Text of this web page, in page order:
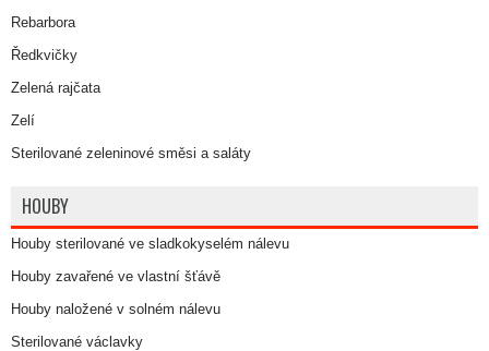
Rebarbora
Ředkvičky
Zelená rajčata
Zelí
Sterilované zeleninové směsi a saláty
HOUBY
Houby sterilované ve sladkokyselém nálevu
Houby zavařené ve vlastní šťávě
Houby naložené v solném nálevu
Sterilované václavky